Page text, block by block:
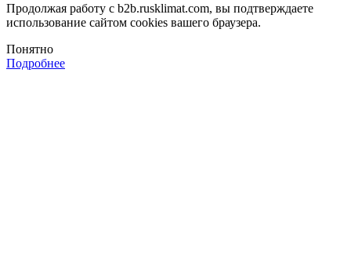
Продолжая работу с b2b.rusklimat.com, вы подтверждаете
использование сайтом cookies вашего браузера.
Понятно
Подробнее